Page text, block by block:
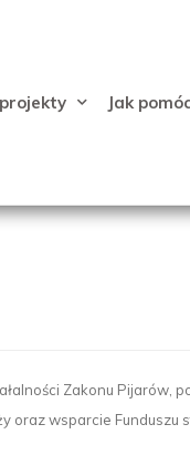
Jak
Zakonu Pijarów,
oraz wsparcie Funduszu